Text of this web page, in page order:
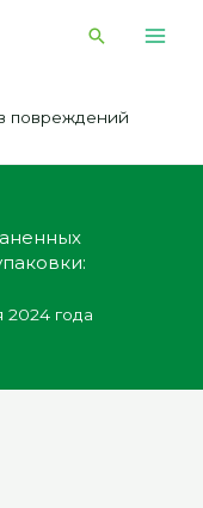
Поиск
повреждений
2024 года